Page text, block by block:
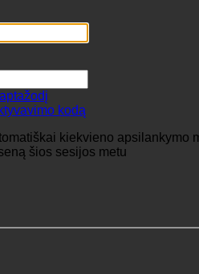
kodą
kiekvieno apsilankymo
šios sesijos metu